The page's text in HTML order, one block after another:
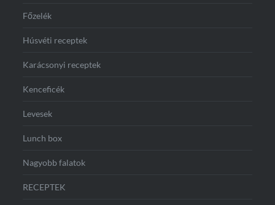
Főzelék
Húsvéti receptek
Karácsonyi receptek
Kenceficék
Levesek
Lunch box
Nagyobb falatok
RECEPTEK